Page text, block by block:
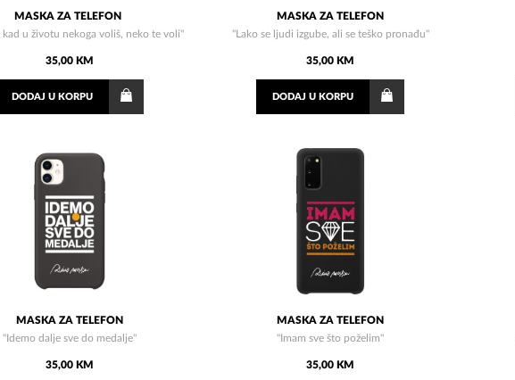
MASKA ZA TELEFON
u životu nekoga voliš, neko te voli"
35,00 KM
DODAJU KORPU
MASKA ZA TELEFON
"Lako se ljudi izgube, ali se teško pronađu"
35,00 KM
DODAJ U KORPU
MASKA ZA TELEFON
"Idemo dalje sve do medalje"
35,00 KM
MASKA ZA TELEFON
"Imam sve što poželim"
35,00 KM